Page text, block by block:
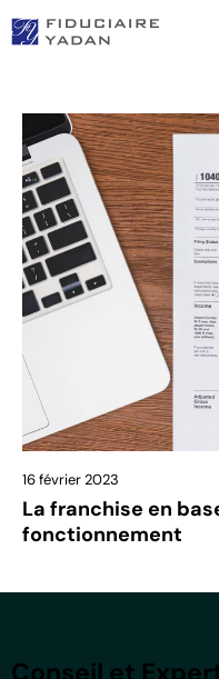
16 février 2023
La franchise en
fonctionnement